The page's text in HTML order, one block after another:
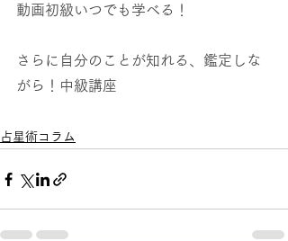
動画初級いつでも学べる！
さらに自分のことが知れる、鑑定しな
がら！中級講座
占星術コラム